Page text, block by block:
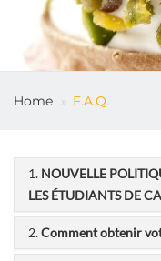
LOGIN
FR
Home F.A.Q.
1. NOUVELLE
LES ÉTUDIANTS DE
2.Comment obtenir